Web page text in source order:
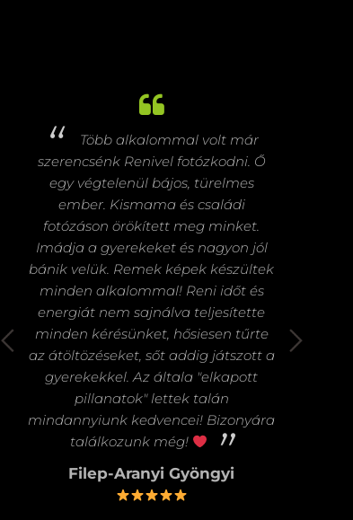
Több alkalommal volt már
szerencsénk Renivel fotózkodni. Ő
egy végtelenül bájos, türelmes
ember. Kismama és családi
fotózáson örökített meg minket.
Imádja a gyerekeket és nagyon jól
bánik velük. Remek képek készültek
minden alkalommal! Reni időt és
energiát nem sajnálva teljesítette
minden kérésünket, hősiesen tűrte
az átöltözéseket, sőt addig játszott a
gyerekekkel. Az általa "elkapott
pillanatok" lettek talán
mindannyiunk kedvencei! Bizonyára
találkozunk még!
Filep-Aranyi Gyöngyi